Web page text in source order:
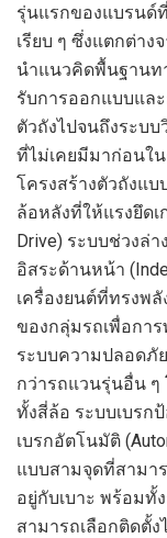
รุ่นแรกของแบรนด์
เรียบ ๆ ซึ่งแตกต่าง
นำแนวคิดพื้นฐานท
รับการออกแบบและ
ตัวถังไปจนถึงระบบ
ที่ไม่เคยมีมาก่อนใ
โครงสร้างตัวถังแบ
ล้อหลังที่ให้แรงยึดเ
Drive) ระบบช่วงล่า
อิสระด้านหน้า (I
เครื่องยนต์ที่ทรงพลั
ของกลุ่มรถเพื่อกา
ระบบความปลอดภั
กว่ารถแวนรุ่นอื่น ๆ
ทั้งสี่ล้อ ระบบเบรก
เบรกอัตโนมัติ (
แบบสามจุดที่สามา
อยู่กับเบาะ พร้อมทั้ง
สามารถเลือกติดตั้ง